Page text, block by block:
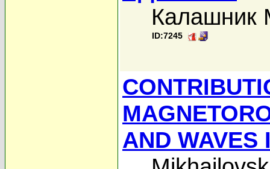
Калашник
ID:7245
AND WAVES